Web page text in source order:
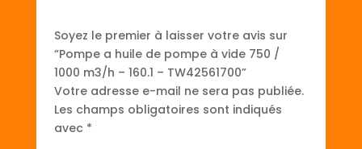
Soyez le premier à laisser votre avis sur
“Pompe a huile de pompe à vide 750 /
1000 m3/h – 160.1 – TW42561700”
Votre adresse e-mail ne sera pas publiée.
Les champs obligatoires sont indiqués
avec *